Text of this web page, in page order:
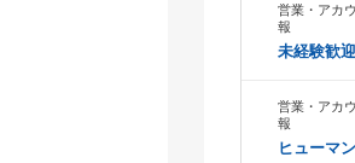
営業・アカ
報
未経験歓
営業・アカ
報
ヒューマ